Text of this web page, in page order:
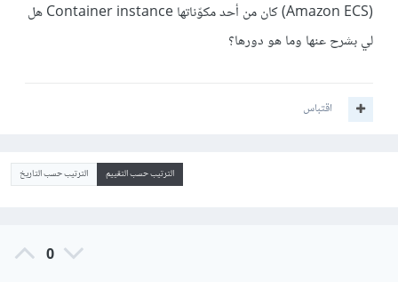
(Amazon ECS) كان من أحد مكوّناتها Container instance هل
لي بشرح عنها وما هو دورها؟
اقتباس
الترتيب حسب التقييم الترتيب حسب التاريخ
0